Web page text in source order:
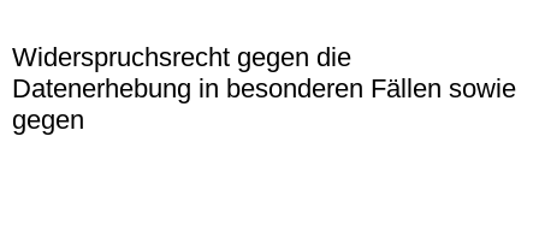
Widerspruchsrecht gegen die
Datenerhebung in besonderen Fällen sowie
gegen